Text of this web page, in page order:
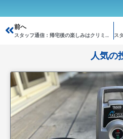
Prev
前へ
スタッフ通信：帰宅後の楽しみはクリミナルマインド
人気の